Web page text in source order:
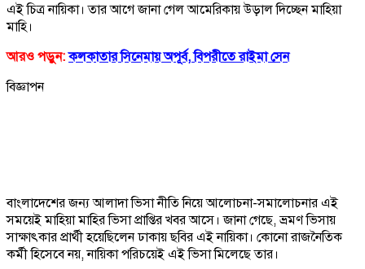
এই চিত্র নায়িকা। তার আগে জানা গেল আমেরিকায় উড়াল দিচ্ছেন মাহিয়া
মাহি।
আরও পড়ুন: কলকাতার সিনেমায় অপূর্ব, বিপরীতে রাইমা সেন
বিজ্ঞাপন
বাংলাদেশের জন্য আলাদা ভিসা নীতি নিয়ে আলোচনা-সমালোচনার এই
সময়েই মাহিয়া মাহির ভিসা প্রাপ্তির খবর আসে। জানা গেছে, ভ্রমণ ভিসায়
সাক্ষাৎকার প্রার্থী হয়েছিলেন ঢাকায় ছবির এই নায়িকা। কোনো রাজনৈতিক
কর্মী হিসেবে নয়, নায়িকা পরিচয়েই এই ভিসা মিলেছে তার।